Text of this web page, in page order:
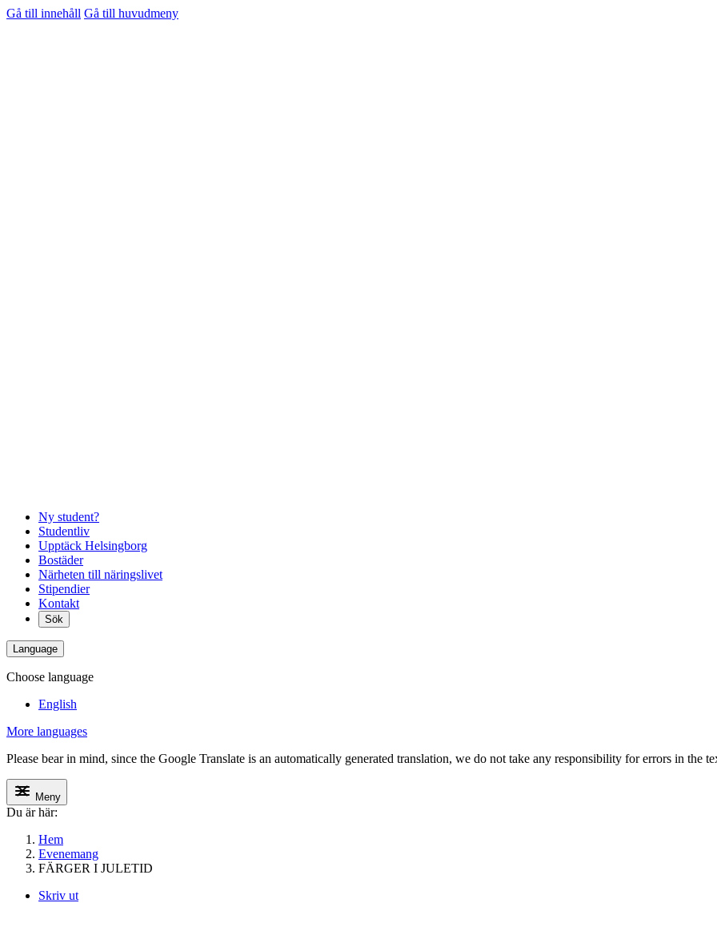
Gå till innehåll Gå till huvudmeny
Ny student?
Studentliv
Upptäck Helsingborg
Bostäder
Närheten till näringslivet
Stipendier
Kontakt
Sök
Language
Choose language
English
More languages
Please bear in mind, since the Google Translate is an automatically generated translation, we do not take any responsibility for errors in the
Meny
Du är här:
Hem
Evenemang
FÄRGER I JULETID
Skriv ut